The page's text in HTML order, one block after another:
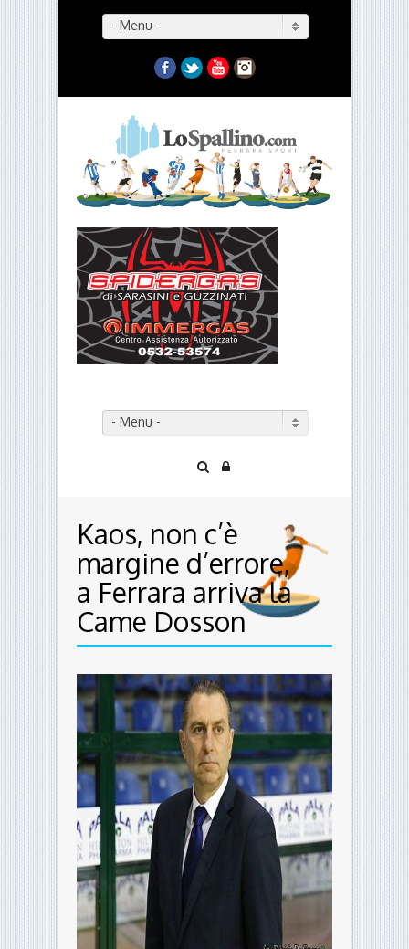
- Menu -
Facebook
TwitterYouTubeInstagram
- Menu -
Kaos, non c’è
margine d’errore,
a Ferrara arriva la
Came Dosson